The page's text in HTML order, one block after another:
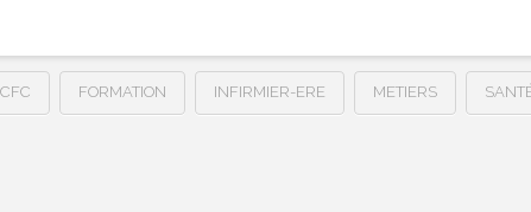
CFC FORMATION INFIRMIER-ERE METIERS